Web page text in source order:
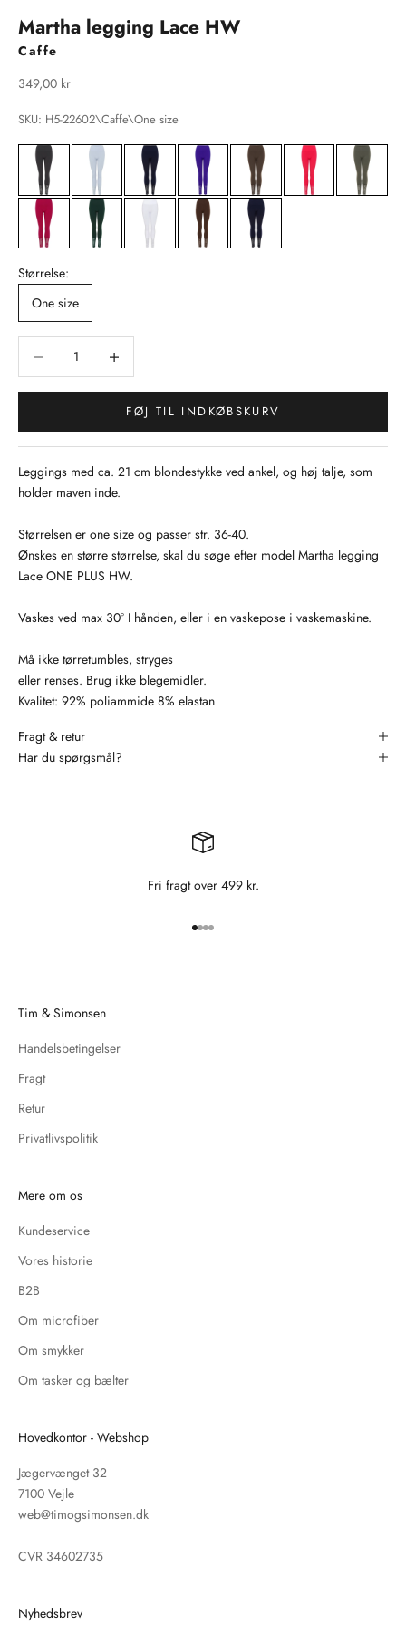
Martha legging Lace HW
Caffe
Salgspris
349,00 kr
SKU: H5-22602\Caffe\One size
Størrelse:
One size
FØJ TIL INDKØBSKURV
Leggings med ca. 21 cm blondestykke ved ankel, og høj talje, som
holder maven inde.
Størrelsen er one size og passer str. 36-40.
Ønskes en større størrelse, skal du søge efter model Martha legging
Lace ONE PLUS HW.
Vaskes ved max 30° I hånden, eller i en vaskepose i vaskemaskine.
Må ikke tørretumbles, stryges
eller renses. Brug ikke blegemidler.
Kvalitet: 92% poliammide 8% elastan
Fragt & retur
Har du spørgsmål?
Fri fragt over 499 kr.
Gå til element 1
Gå til element 2
Gå til element 3
Gå til element 4
Tim & Simonsen
Handelsbetingelser
Fragt
Retur
Privatlivspolitik
Mere om os
Kundeservice
Vores historie
B2B
Om microfiber
Om smykker
Om tasker og bælter
Hovedkontor - Webshop
Jægervænget 32
7100 Vejle
web@timogsimonsen.dk
CVR 34602735
Nyhedsbrev